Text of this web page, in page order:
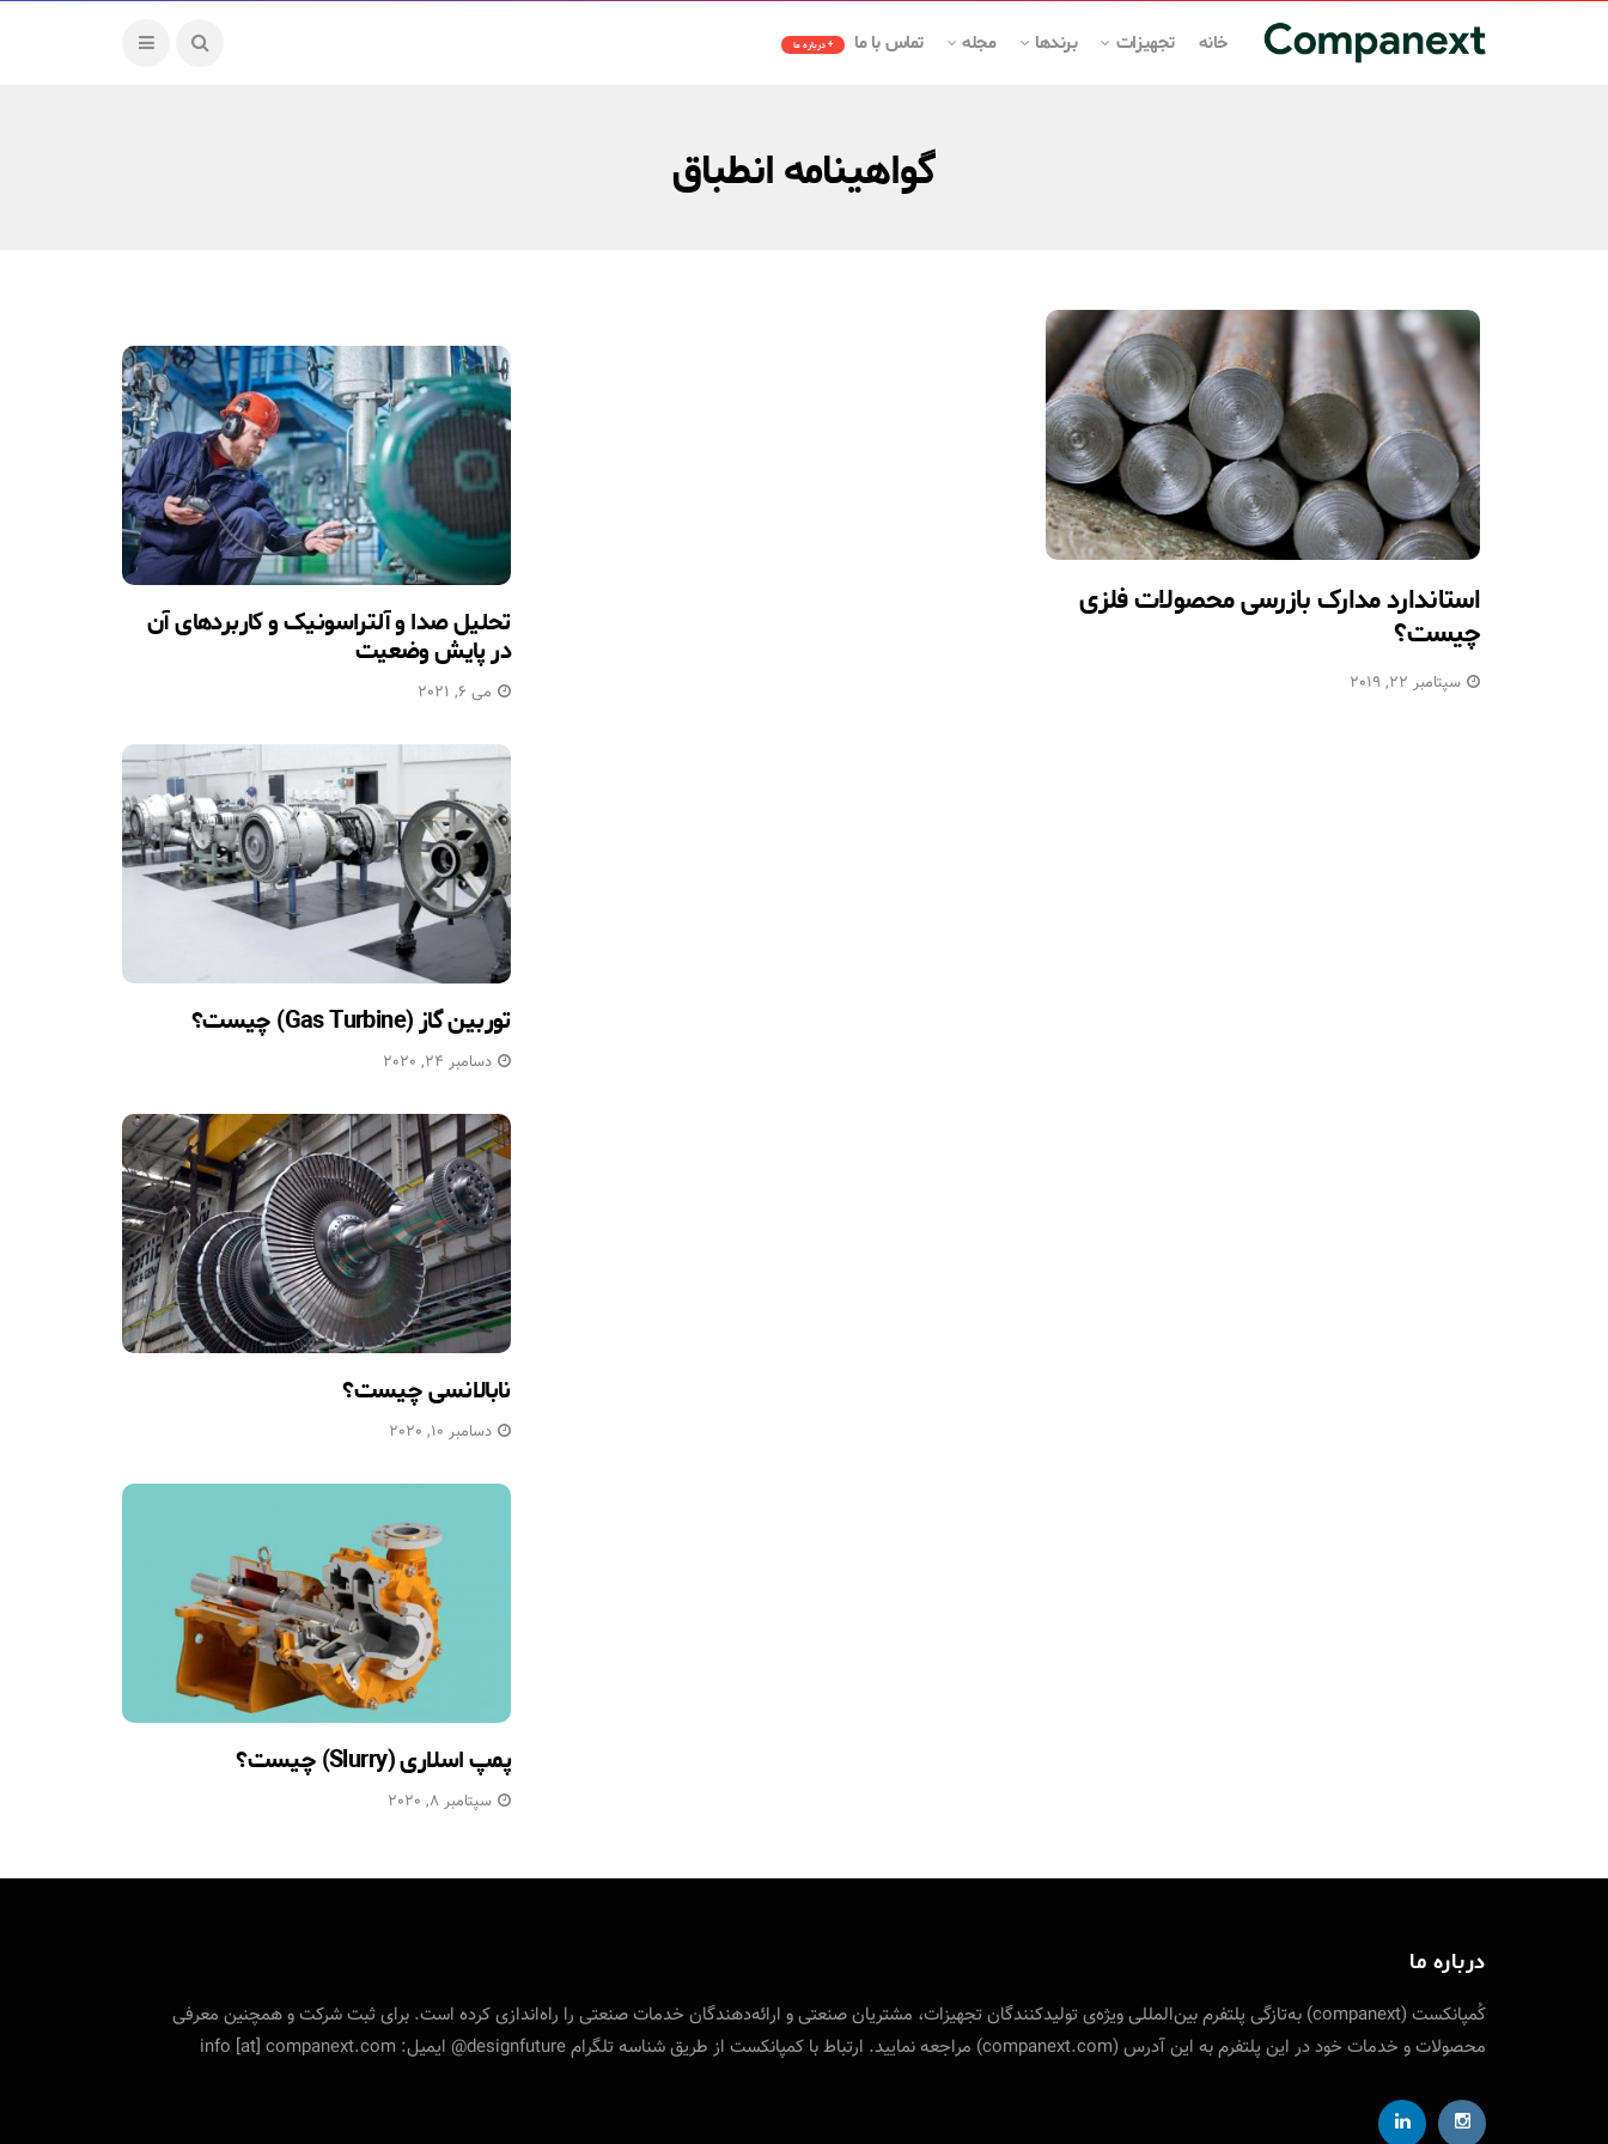
خانه تجهیزات برندها مجله تماس با ما + درباره ما
گواهینامه انطباق
استاندارد مدارک بازرسی محصولات فلزی
چیست؟
سپتامبر 22, 2019
تحلیل صدا و آلتراسونیک و کاربردهای آن
در پایش وضعیت
می 6, 2021
توربین گاز (Gas Turbine) چیست؟
دسامبر 24, 2020
نابالانسی چیست؟
دسامبر 10, 2020
پمپ اسلاری (Slurry) چیست؟
سپتامبر 8, 2020
درباره ما
کُمپانکست (companext) به‌تازگی پلتفرم بین‌المللی ویژه‌ی تولید‌کنندگان تجهیزات، مشتریان صنعتی و ارائه‌دهندگان خدمات صنعتی را راه‌اندازی کرده است. برای ثبت شرکت و همچنین معرفی
محصولات و خدمات خود در این پلتفرم به این آدرس (companext.com) مراجعه نمایید. ارتباط با کمپانکست از طریق شناسه تلگرام designfuture@ ایمیل: info [at] companext.com